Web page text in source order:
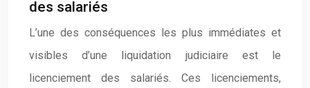
des salariés
L’une des conséquences les plus immédiates et
visibles d’une liquidation judiciaire est le
licenciement des salariés. Ces licenciements,